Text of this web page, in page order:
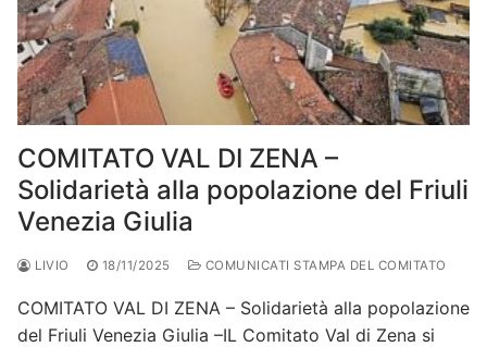
COMITATO VAL DI ZENA –
Solidarietà alla popolazione del Friuli
Venezia Giulia
LIVIO 18/11/2025 COMUNICATI STAMPA DEL COMITATO
COMITATO VAL DI ZENA – Solidarietà alla popolazione
del Friuli Venezia Giulia –IL Comitato Val di Zena si